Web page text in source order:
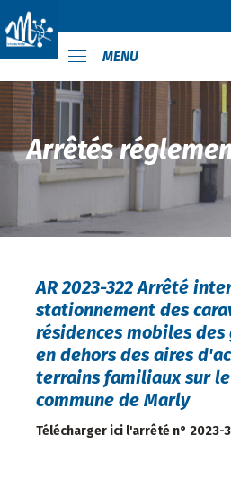
MENU
Arrêtés
AR 2023-322 Arrêté
stationnement des
résidences mobiles des
en dehors des aires
terrains familiaux sur
commune de Marly
Télécharger ici l'arrêté n° 2023-